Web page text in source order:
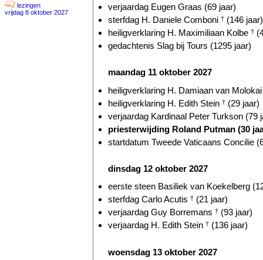
lezingen
vrijdag 8 oktober 2027
verjaardag Eugen Graas (69 jaar)
sterfdag H. Daniele Comboni † (146 jaar)
heiligverklaring H. Maximiliaan Kolbe †
gedachtenis Slag bij Tours (1295 jaar)
maandag 11 oktober 2027
heiligverklaring H. Damiaan van
heiligverklaring H. Edith Stein † (29 jaar)
verjaardag Kardinaal Peter Turkson (79
priesterwijding Roland Putman (30
startdatum Tweede Vaticaans Concilie
dinsdag 12 oktober 2027
eerste steen Basiliek van Koekelberg
sterfdag Carlo Acutis † (21 jaar)
verjaardag Guy Borremans † (93 jaar)
verjaardag H. Edith Stein † (136 jaar)
woensdag 13 oktober 2027